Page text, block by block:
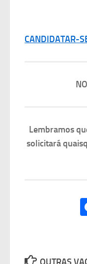
CANDIDATAR-
Lembramos
solicitará